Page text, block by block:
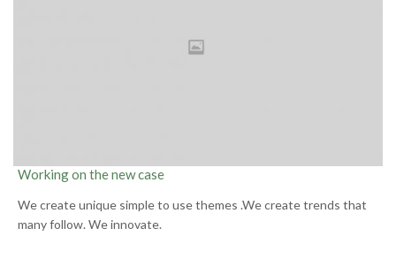
Working on the new case
We create unique simple to use themes .We create trends that
many follow. We innovate.